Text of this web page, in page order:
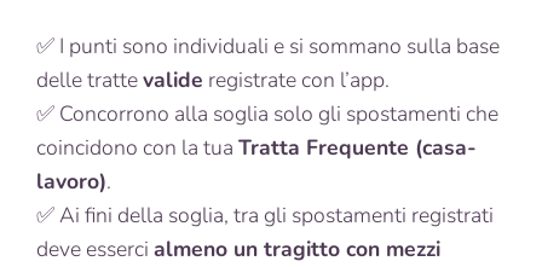
✅ I punti sono individuali e si sommano sulla base
delle trattevalide registrate con l’app.
✅ Concorrono alla soglia solo gli spostamenti che
coincidono con la tua Tratta Frequente (casa-
lavoro).
✅ Ai fini della soglia, tra gli spostamenti registrati
deve esserci almeno un tragitto con mezzi